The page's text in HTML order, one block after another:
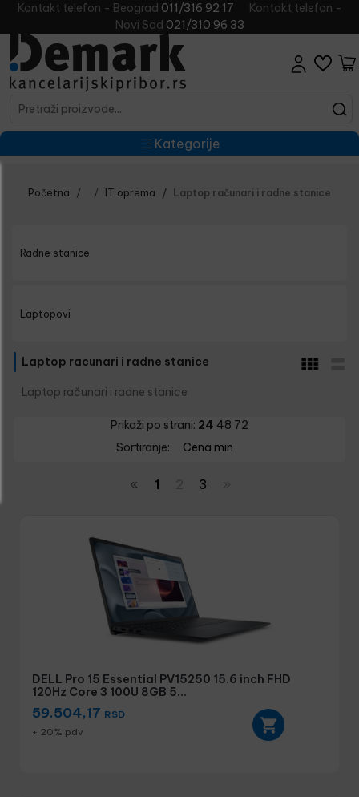
Kontakt telefon - Beograd 011/316 92 17
Kontakt telefon -
Novi Sad 021/310 96 33
Kategorije
Početna IT oprema Laptop računari i radne stanice
Radne stanice
Laptopovi
Laptop racunari i radne stanice
Laptop računari i radne stanice
Prikaži po strani: 24 48 72
Sortiranje:
Cena min
« 1 3
DELL Pro 15 Essential PV15250 15.6 inch FHD
120Hz Core 3 100U 8GB 5...
59.504,17 RSD
+ 20% pdv